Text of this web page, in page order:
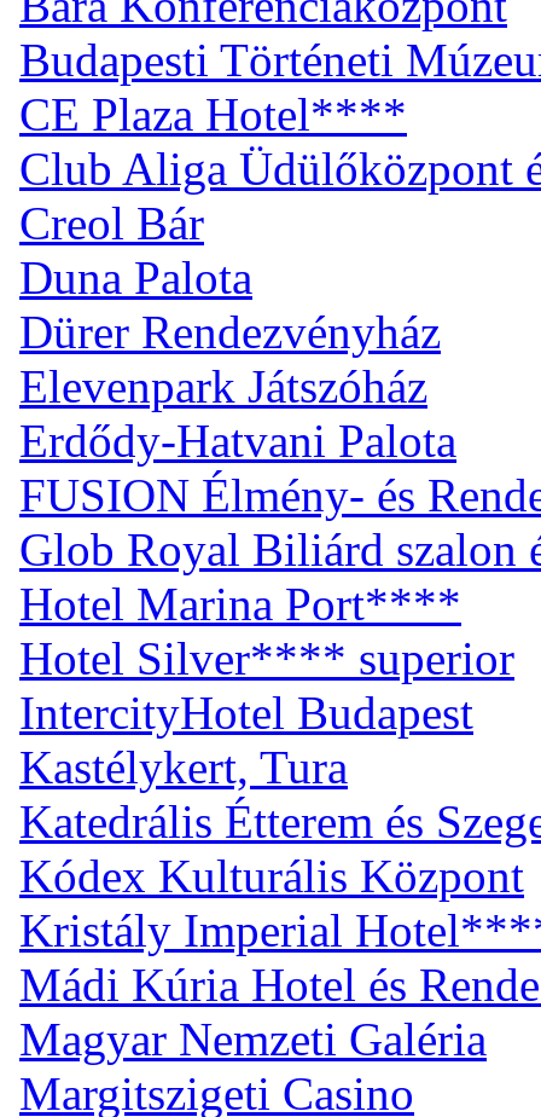
Budapesti Történeti
CE Plaza Hotel****
Club Aliga Üdülőközpont
Creol Bár
Duna Palota
Dürer Rendezvényház
Elevenpark Játszóház
Erdődy-Hatvani Palota
FUSION Élmény- és
Glob Royal Biliárd szalon
Hotel Marina Port****
Hotel Silver**** superior
IntercityHotel Budapest
Kastélykert, Tura
Katedrális Étterem és
Kódex Kulturális Központ
Kristály Imperial
Mádi Kúria Hotel és
Magyar Nemzeti Galéria
Margitszigeti Casino